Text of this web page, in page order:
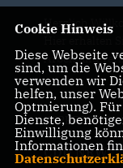
Herzlich
Arbeit und
IMPRESSUM
CDU NRW
Cookie Hinweis
Diese Webseite
sind, um die
verwenden wir
helfen, unser
Optmierung).
Dienste,
Einwilligung
Informationen